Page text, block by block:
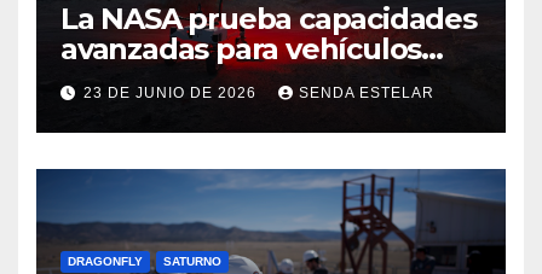
La NASA prueba capacidades
avanzadas para vehículos
exploradores lunares y
marcianos.
23 DE JUNIO DE 2026 SENDA ESTELAR
DRAGONFLY SATURNO